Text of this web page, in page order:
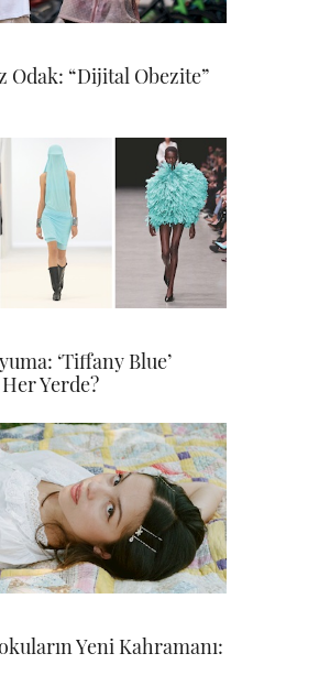
Odak: “Dijital Obezite”
‘Tiffany Blue’
Yerde?
Yeni Kahramanı: